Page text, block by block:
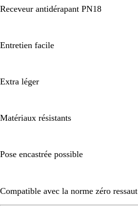
Receveur antidérapant PN18
Entretien facile
Extra léger
Matériaux résistants
Pose encastrée possible
Compatible avec la norme zéro ressaut